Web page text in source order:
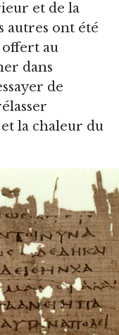
et de la
autres ont été
offert au
dans
de
la chaleur du